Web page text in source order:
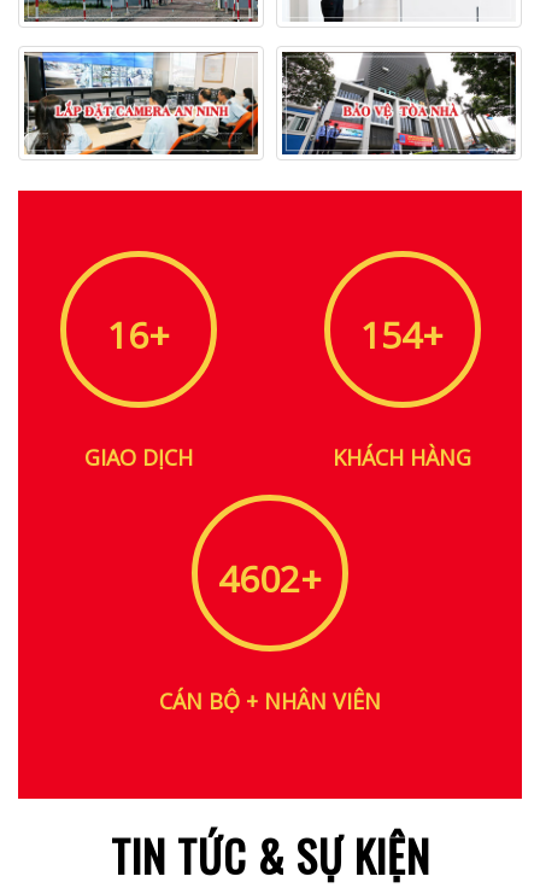
18+
GIAO DỊCH
173+
KHÁCH HÀNG
5186+
CÁN BỘ + NHÂN VIÊN
TIN TỨC & SỰ KIỆN